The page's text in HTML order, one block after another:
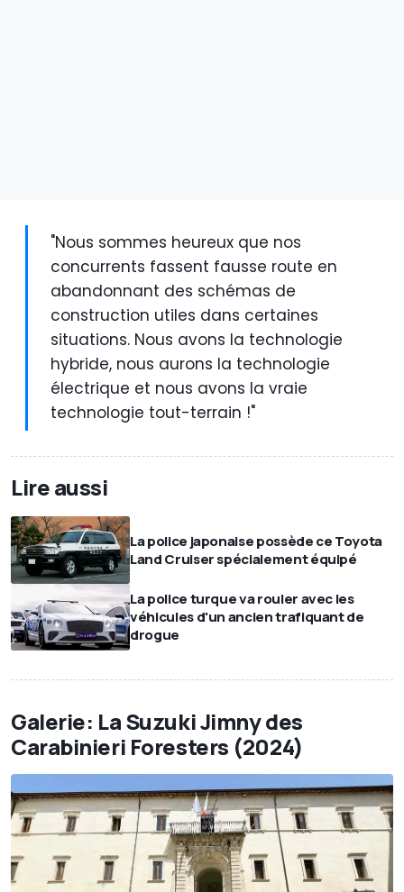
"Nous sommes heureux que nos
concurrents fassent fausse route en
abandonnant des schémas de
construction utiles dans certaines
situations. Nous avons la technologie
hybride, nous aurons la technologie
électrique et nous avons la vraie
technologie tout-terrain !"
Lire aussi
La police japonaise possède ce Toyota
Land Cruiser spécialement équipé
La police turque va rouler avec les
véhicules d'un ancien trafiquant de
drogue
Galerie: La Suzuki Jimny des
Carabinieri Foresters (2024)